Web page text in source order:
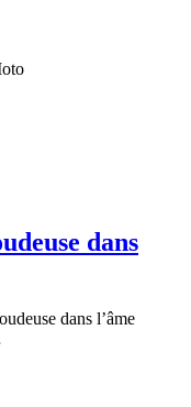
dans
dans l’âme